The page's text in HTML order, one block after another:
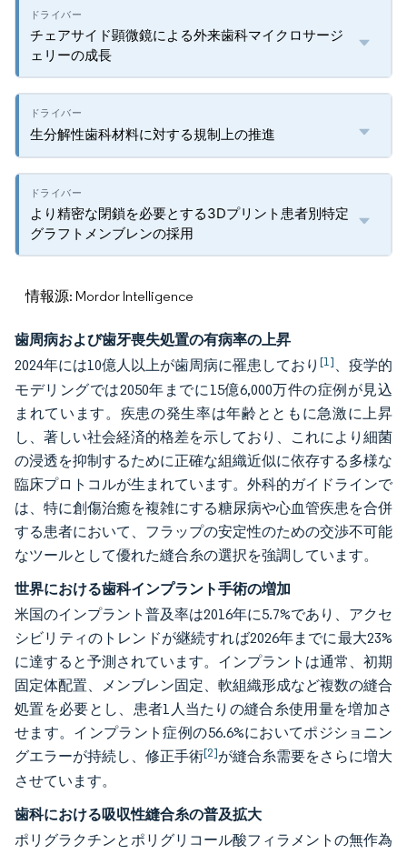
チェアサイド顕微鏡による外来歯科マイクロサージ
ェリーの成長
生分解性歯科材料に対する規制上の推進
より精密な閉鎖を必要とする3Dプリント患者別特定
グラフトメンブレンの採用
情報源: Mordor Intelligence
歯周病および歯牙喪失処置の有病率の上昇
2024年には10億人以上が歯周病に罹患しており [1]、疫学的
モデリングでは2050年までに15億6,000万件の症例が見込
まれています。疾患の発生率は年齢とともに急激に上昇
し、著しい社会経済的格差を示しており、これにより細菌
の浸透を抑制するために正確な組織近似に依存する多様な
臨床プロトコルが生まれています。外科的ガイドラインで
は、特に創傷治癒を複雑にする糖尿病や心血管疾患を合併
する患者において、フラップの安定性のための交渉不可能
なツールとして優れた縫合糸の選択を強調しています。
世界における歯科インプラント手術の増加
米国のインプラント普及率は2016年に5.7%であり、アクセ
シビリティのトレンドが継続すれば2026年までに最大23%
に達すると予測されています。インプラントは通常、初期
固定体配置、メンブレン固定、軟組織形成など複数の縫合
処置を必要とし、患者1人当たりの縫合糸使用量を増加さ
せます。インプラント症例の56.6%においてポジショニン
グエラーが持続し、修正手術[2]が縫合糸需要をさらに増大
させています。
歯科における吸収性縫合糸の普及拡大
ポリグラクチンとポリグリコール酸フィラメントの無作為